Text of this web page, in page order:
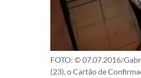
FOTO: © 07.07.2016/
(23), o Cartão de